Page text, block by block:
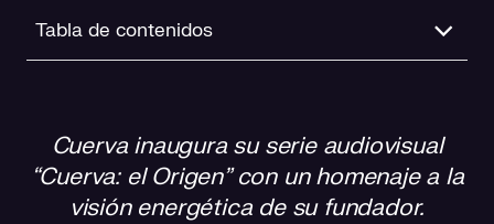
Tabla de contenidos
Cuerva inaugura su serie audiovisual
“Cuerva: el Origen” con un homenaje a la
visión energética de su fundador.